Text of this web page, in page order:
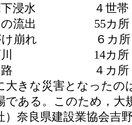
下浸水 ４世帯
の流出 55カ所
け崩れ ６カ所
川 14カ所
路 ４カ所
きな災害となったの
である。このため，大
）奈良県建設業協会吉